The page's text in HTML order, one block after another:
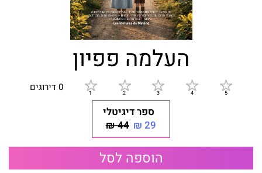
העלמה פפיון
0 דירוגים
ספר דיגיטלי
29 ₪
44 ₪
הוספה לסל